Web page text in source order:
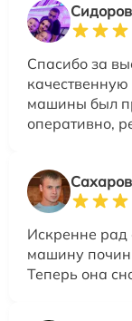
Спасибо за
машины был
оперативно,
Искренне
машину
Теперь она